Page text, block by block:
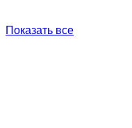
Показать все